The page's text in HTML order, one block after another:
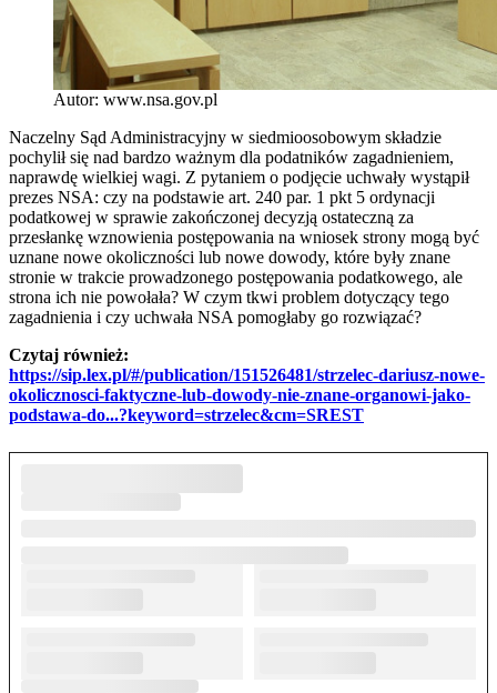
Autor: www.nsa.gov.pl
Naczelny Sąd Administracyjny w siedmioosobowym składzie
pochylił się nad bardzo ważnym dla podatników zagadnieniem,
naprawdę wielkiej wagi. Z pytaniem o podjęcie uchwały wystąpił
prezes NSA: czy na podstawie art. 240 par. 1 pkt 5 ordynacji
podatkowej w sprawie zakończonej decyzją ostateczną za
przesłankę wznowienia postępowania na wniosek strony mogą być
uznane nowe okoliczności lub nowe dowody, które były znane
stronie w trakcie prowadzonego postępowania podatkowego, ale
strona ich nie powołała? W czym tkwi problem dotyczący tego
zagadnienia i czy uchwała NSA pomogłaby go rozwiązać?
Czytaj również: ​
https://sip.lex.pl/#/publication/151526481/strzelec-dariusz-nowe-
okolicznosci-faktyczne-lub-dowody-nie-znane-organowi-jako-
podstawa-do...?keyword=strzelec&cm=SREST